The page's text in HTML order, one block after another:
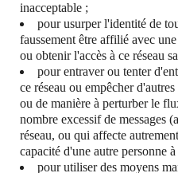
inacceptable ;
pour usurper l'identité de
faussement être affilié avec
ou obtenir l'accès à ce réseau
pour entraver ou tenter
ce réseau ou empêcher
ou de manière à perturber le
nombre excessif de messages
réseau, ou qui affecte
capacité d'une autre personne
pour utiliser des moyens